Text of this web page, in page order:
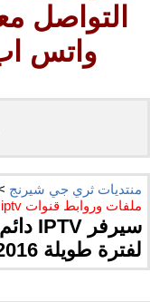
التواصل
واتس اب
منتديات ثري جي شيرنج
ملفات وروابط قنوات iptv المجانية
لفترة طويلة 22/3/2016